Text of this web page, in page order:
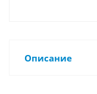
Описание